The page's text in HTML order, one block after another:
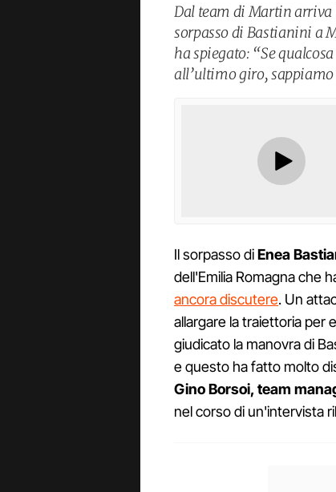
Dal team di Martin arriva
sorpasso di Bastianini a
ha spiegato: “Se
all’ultimo giro, sappiamo
Il sorpasso diEnea
dell'Emilia Romagna che
ancora discutere. Un
allargare la traiettoria per
giudicato la manovra di
e questo ha fatto molto
Gino Borsoi, team
nel corso di un'intervista